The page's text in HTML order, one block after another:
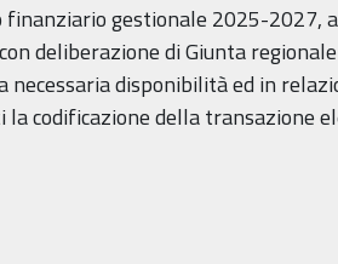
finanziario gestionale 2025-2027,
deliberazione di Giunta
necessaria disponibilità ed in
la codificazione della transazione